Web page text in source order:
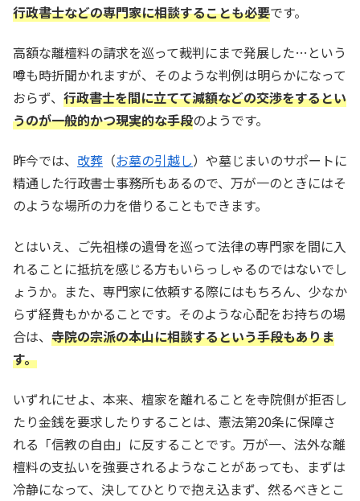
行政書士などの専門家に相談することも必要です。
高額な離檀料の請求を巡って裁判にまで発展した…という
噂も時折聞かれますが、そのような判例は明らかになって
おらず、 行政書士を間に立てて減額などの交渉をするとい
うのが一般的かつ現実的な手段のようです。
昨今では、 改葬 （お墓の引越し）や墓じまいのサポートに
精通した行政書士事務所もあるので、万が一のときにはそ
のような場所の力を借りることもできます。
とはいえ、ご先祖様の遺骨を巡って法律の専門家を間に入
れることに抵抗を感じる方もいらっしゃるのではないでし
ょうか。また、専門家に依頼する際にはもちろん、少なか
らず経費もかかることです。そのような心配をお持ちの場
合は、 寺院の宗派の本山に相談するという手段もありま
す。
いずれにせよ、本来、檀家を離れることを寺院側が拒否し
たり金銭を要求したりすることは、憲法第20条に保障さ
れる「信教の自由」に反することです。万が一、法外な離
檀料の支払いを強要されるようなことがあっても、まずは
冷静になって、決してひとりで抱え込まず、然るべきとこ